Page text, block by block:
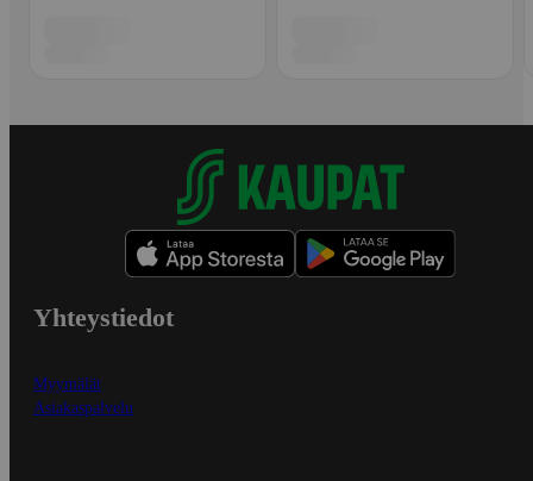
Yhteystiedot
Myymälät
Asiakaspalvelu